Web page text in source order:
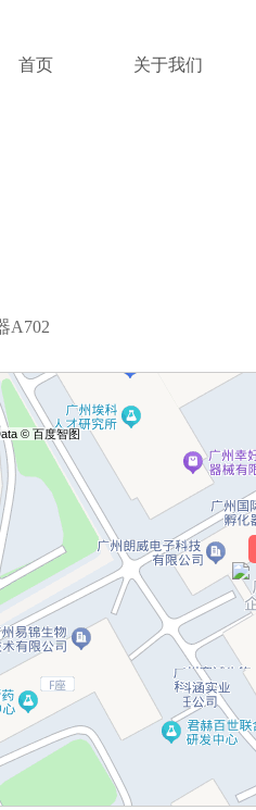
首页 关于我们
A702
© 百度智图